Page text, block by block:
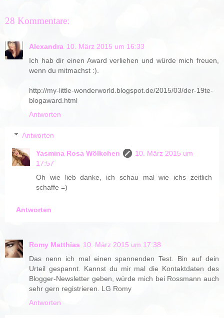
28 Kommentare:
Alexandra 10. März 2015 um 16:33
Ich hab dir einen Award verliehen und würde mich freuen,
wenn du mitmachst :).
http://my-little-wonderworld.blogspot.de/2015/03/der-19te-
blogaward.html
Antworten
Antworten
Yasmina Rosa Wölkchen
10. März 2015 um
17:57
Oh wie lieb danke, ich schau mal wie ichs zeitlich
schaffe =)
Antworten
Romy Matthias 10. März 2015 um 17:38
Das nenn ich mal einen spannenden Test. Bin auf dein
Urteil gespannt. Kannst du mir mal die Kontaktdaten des
Blogger-Newsletter geben, würde mich bei Rossmann auch
sehr gern registrieren. LG Romy
Antworten